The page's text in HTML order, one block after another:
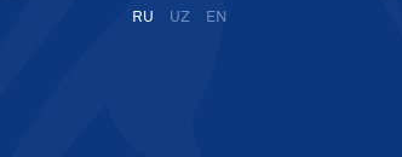
RU UZ EN